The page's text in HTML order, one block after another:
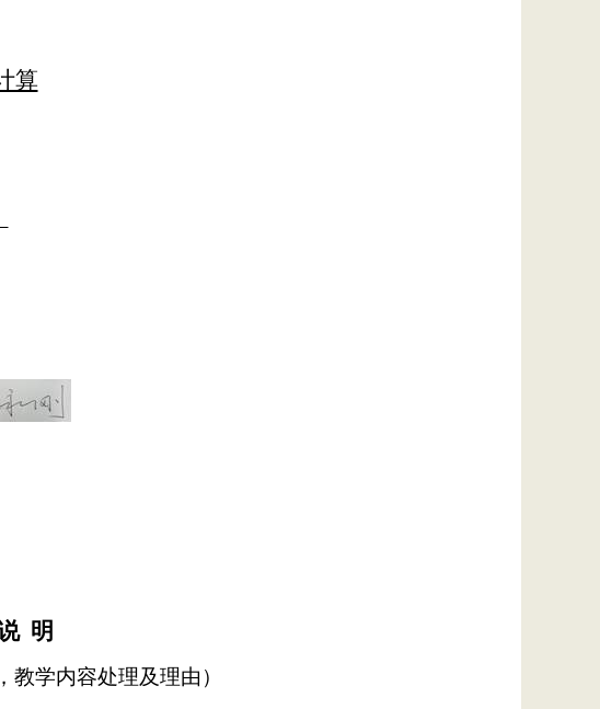
算
明
教学内容处理及理由）